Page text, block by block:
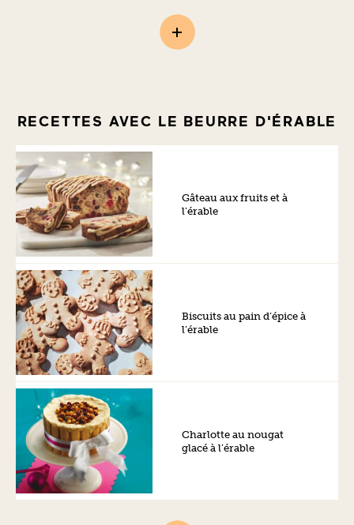
RECETTES AVEC LE BEURRE D'ÉRABLE
Gâteau aux fruits et à
l’érable
Biscuits au pain d’épice à
l’érable
Charlotte au nougat
glacé à l’érable